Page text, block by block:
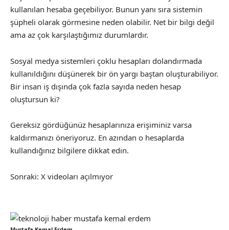
kullanılan hesaba geçebiliyor. Bunun yanı sıra sistemin
şüpheli olarak görmesine neden olabilir. Net bir bilgi değil
ama az çok karşılaştığımız durumlardır.
Sosyal medya sistemleri çoklu hesapları dolandırmada
kullanıldığını düşünerek bir ön yargı baştan oluşturabiliyor.
Bir insan iş dışında çok fazla sayıda neden hesap
oluştursun ki?
Gereksiz gördüğünüz hesaplarınıza erişiminiz varsa
kaldırmanızı öneriyoruz. En azından o hesaplarda
kullandığınız bilgilere dikkat edin.
Sonraki: X videoları açılmıyor